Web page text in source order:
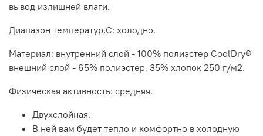
вывод излишней влаги.
Диапазон температур,С: холодно.
Материал: внутренний слой - 100% полиэстер CoolDry®
внешний слой - 65% полиэстер, 35% хлопок 250 г/м2.
Физическая активность: средняя.
Двухслойная.
В ней вам будет тепло и комфортно в холодную